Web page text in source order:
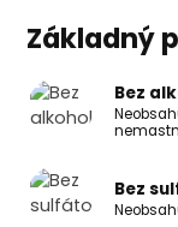
Základný
Bez
Bez